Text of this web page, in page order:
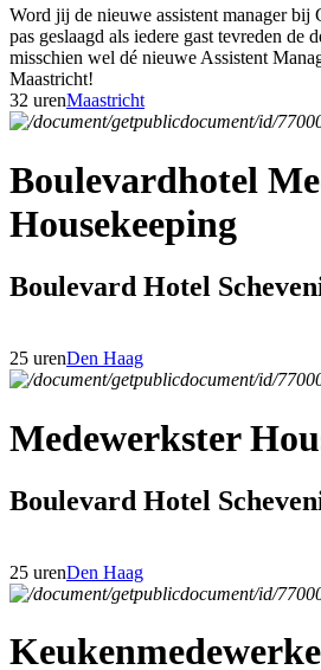
Word jij de nieuwe assistent manager bij
pas geslaagd als iedere gast tevreden de
misschien wel dé nieuwe Assistent
Maastricht!
32 urenMaastricht
Boulevardhotel
Housekeeping
Boulevard Hotel
25 urenDen Haag
Medewerkster
Boulevard Hotel
25 urenDen Haag